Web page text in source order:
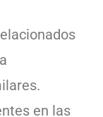
en las